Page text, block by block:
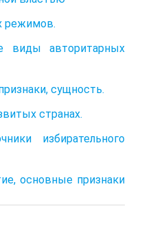
режимов.
виды авторитарных
сущность.
странах.
избирательного
основные признаки